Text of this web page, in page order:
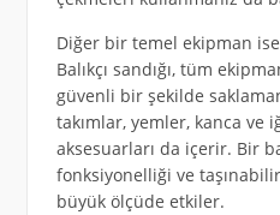
Diğer bir temel ekipman ise
Balıkçı sandığı, tüm
güvenli bir şekilde
takımlar, yemler, kanca ve
aksesuarları da içerir. Bir
fonksiyonelliği ve
büyük ölçüde etkiler.